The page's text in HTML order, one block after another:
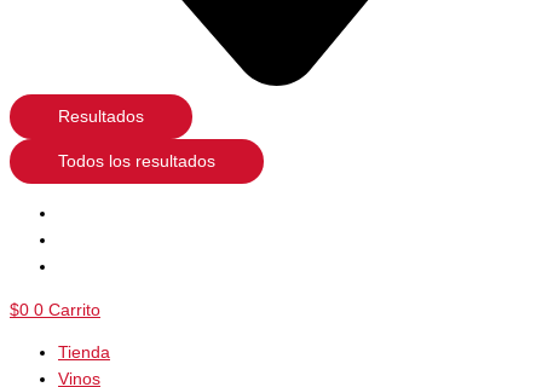
Resultados
Todos los resultados
$0 0 Carrito
Tienda
Vinos